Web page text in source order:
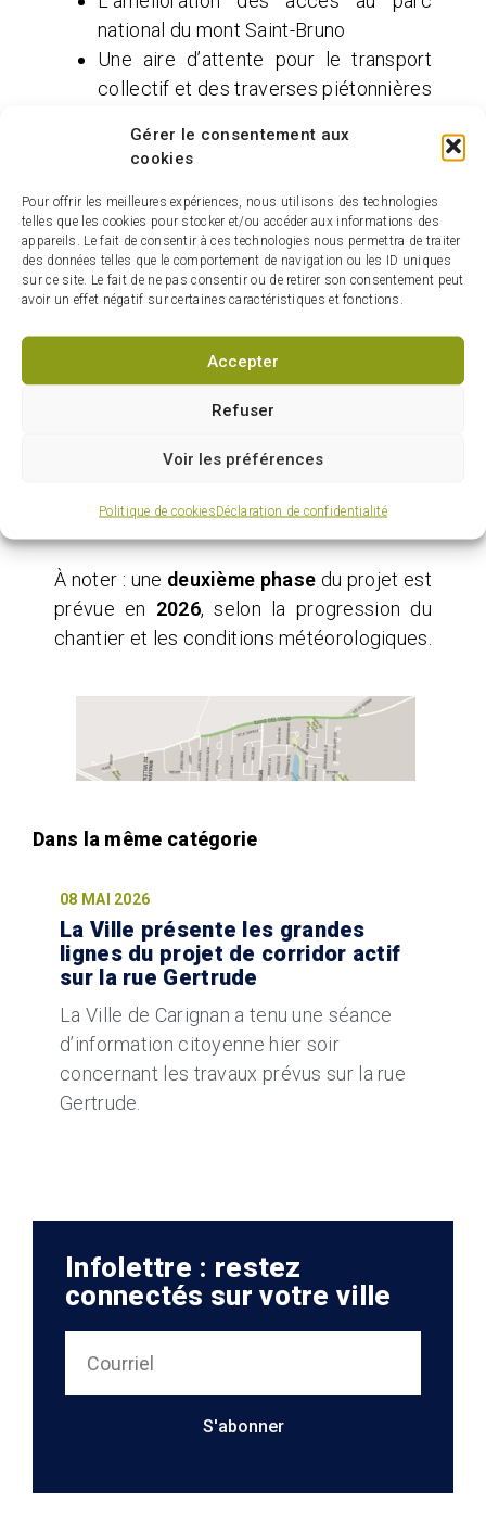
Gérer le consentement aux
cookies
Pour offrir les meilleures expériences, nous utilisons des technologies
telles que les cookies pour stocker et/ou accéder aux informations des
appareils. Le fait de consentir à ces technologies nous permettra de traiter
des données telles que le comportement de navigation ou les ID uniques
sur ce site. Le fait de ne pas consentir ou de retirer son consentement peut
avoir un effet négatif sur certaines caractéristiques et fonctions.
Accepter
Refuser
Voir les préférences
Politique de cookiesDéclaration de confidentialité
national du mont Saint-Bruno
Une aire d’attente pour le transport
collectif et des traverses piétonnières
La modernisation de l’éclairage public
Des entraves à la circulationsont à
prévoir. La Ville de Saint-Basile-le-Grand
met en place des mesures pour maintenir
l’accès aux résidences, assurer les
services essentiels et répondre aux
besoins des personnes à mobilité réduite
(450 461-8000, poste 8305 ou
infotravaux@villesblg.ca
Les citoyennes et citoyens concernés sont
pour suivre l’évolution des travaux.
À noter : une deuxième phase du projet est
prévue en 2026, selon la progression du
chantier et les conditions météorologiques.
08 MAI 2026
La Ville présente les grandes
lignes du projet de corridor actif
sur la rue Gertrude
La Ville de Carignan a tenu une séance
d’information citoyenne hier soir
concernant les travaux prévus sur la rue
Gertrude.
Infolettre : restez
connectés sur votre ville
S'abonner